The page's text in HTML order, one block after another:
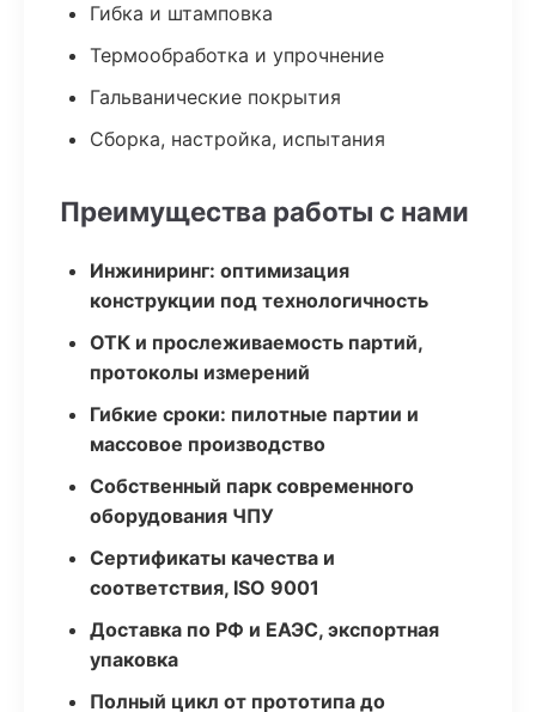
Гибка и штамповка
Термообработка и упрочнение
Гальванические покрытия
Сборка, настройка, испытания
Преимущества работы с нами
Инжиниринг: оптимизация
конструкции под технологичность
ОТК и прослеживаемость партий,
протоколы измерений
Гибкие сроки: пилотные партии и
массовое производство
Собственный парк современного
оборудования ЧПУ
Сертификаты качества и
соответствия, ISO 9001
Доставка по РФ и ЕАЭС, экспортная
упаковка
Полный цикл от прототипа до